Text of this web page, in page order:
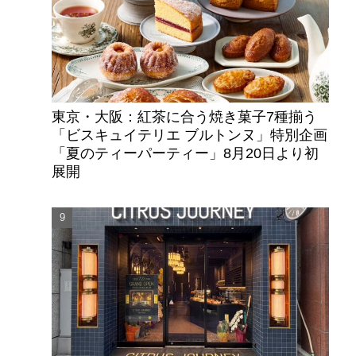
東京・大阪：紅茶に合う焼き菓子7種揃う
「ビスキュイテリエ ブルトンヌ」特別企画
「夏のティーパーティー」8月20日より初
展開